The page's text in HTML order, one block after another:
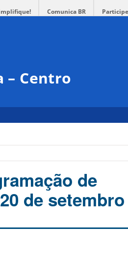
Comunica BR Participe
– Centro
de
de setembro